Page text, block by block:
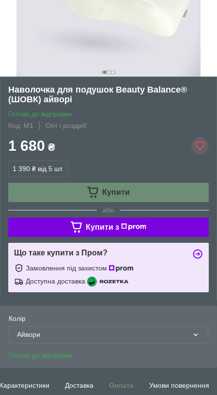
Наволочка для подушок Beauty Balance®
(ШОВК) айворі
Готово до відправки
Код: М1
Опт і роздріб
1 680 ₴
1 390 ₴ від 5 шт.
Купити
або
Купити з
Що таке купити з Пром?
Замовлення під захистом
Доступна доставка
Колір
Айвори
Готово до відправки
Доставка Оплата Умови повернення